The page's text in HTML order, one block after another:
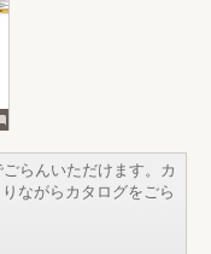
らんいただけます。カ
ながらカタログをごら